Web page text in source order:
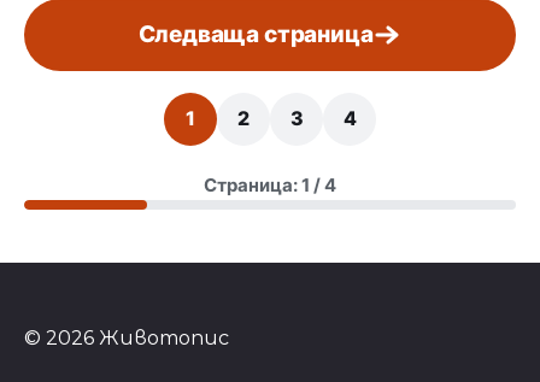
Следваща страница
1 2 3 4
Страница: 1 / 4
© 2026 Животопис